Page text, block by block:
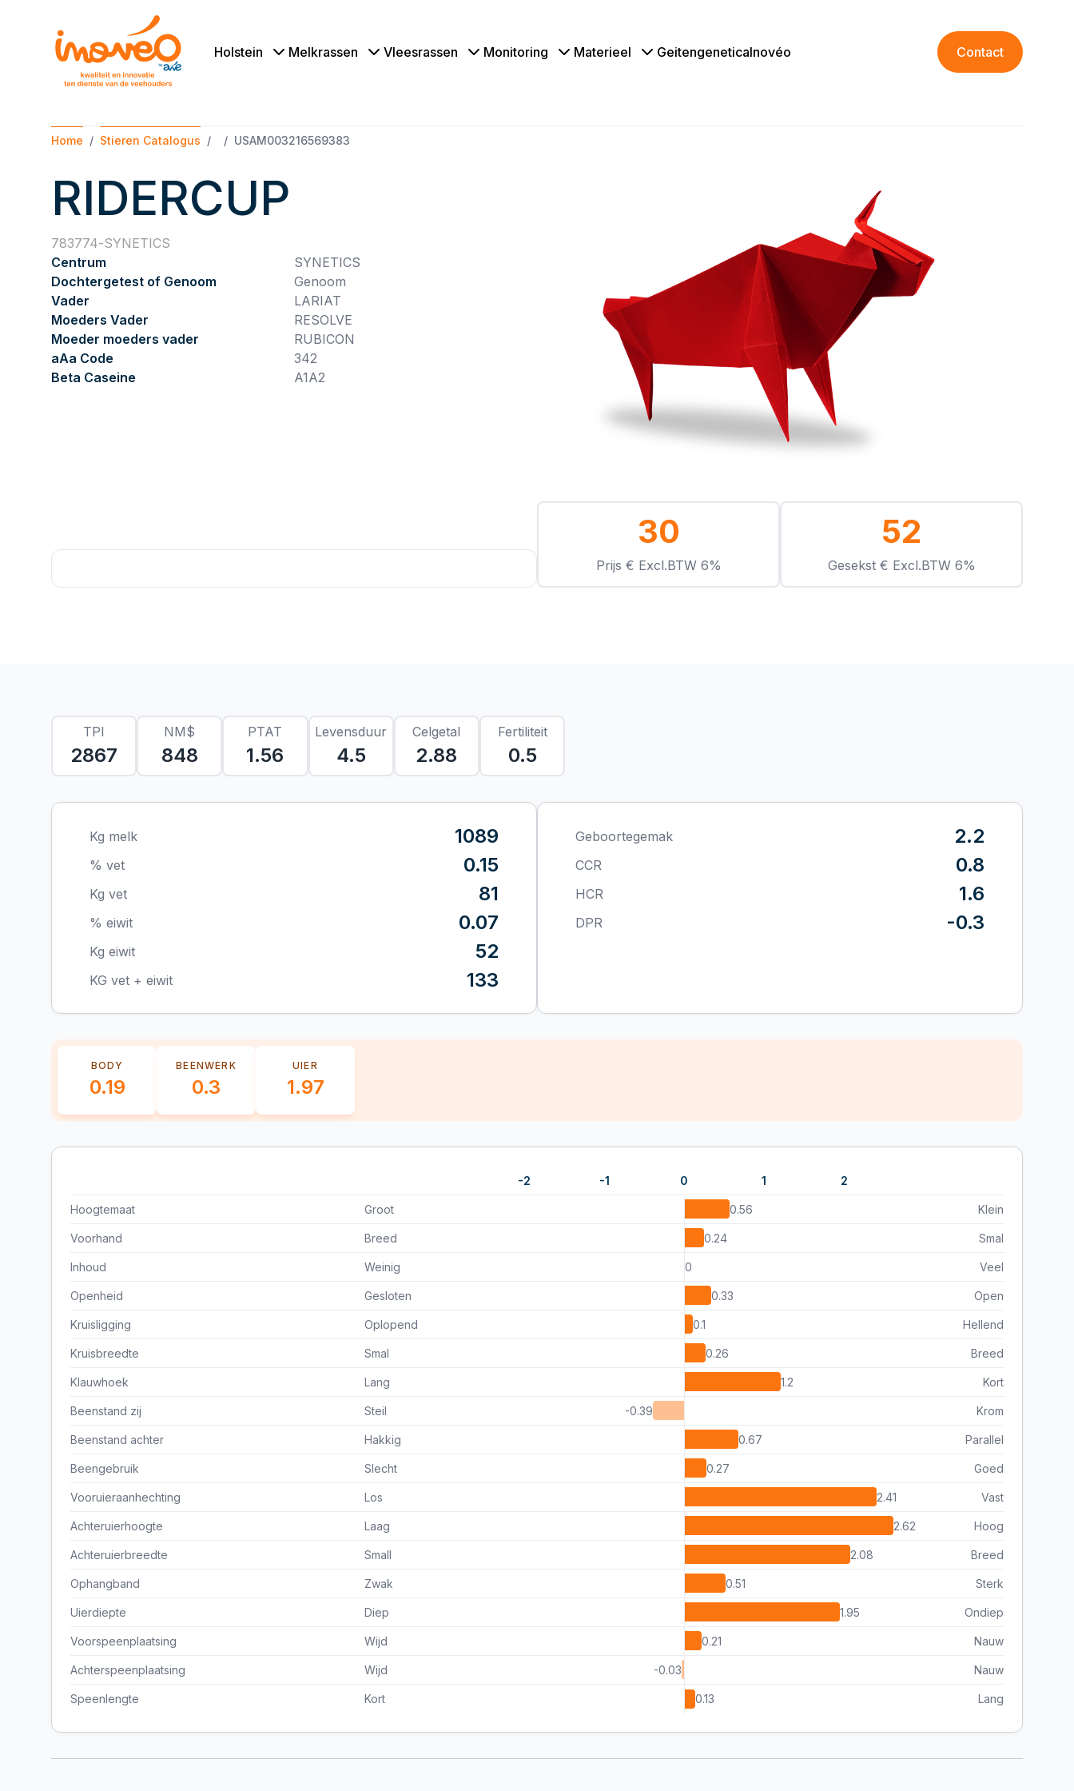
Holstein Melkrassen Vleesrassen Monitoring Materieel GeitengeneticaInovéo Contact
Home Stieren Catalogus USAM003216569383
RIDERCUP
783774 SYNETICS
Centrum
SYNETICS
Dochtergetest of Genoom
Genoom
Vader
LARIAT
Moeders Vader
RESOLVE
Moeder moeders vader
RUBICON
aAa Code
342
Beta Caseine
A1A2
30
Prijs € Excl.BTW 6%
52
Gesekst € Excl.BTW 6%
TPI
2867
NM$
848
PTAT
1.56
Levensduur
4.5
Celgetal
2.88
Fertiliteit
0.5
Kg melk 1089
% vet 0.15
Kg vet 81
% eiwit 0.07
Kg eiwit 52
KG vet + eiwit 133
Geboortegemak 2.2
CCR 0.8
HCR 1.6
DPR -0.3
BODY
0.19
BEENWERK
0.3
UIER
1.97
-2 -1 0 1 2
Hoogtemaat Groot 0.56 Klein
Voorhand Breed 0.24 Smal
Inhoud Weinig 0 Veel
Openheid Gesloten 0.33 Open
Kruisligging Oplopend 0.1 Hellend
Kruisbreedte Smal 0.26 Breed
Klauwhoek Lang 1.2 Kort
Beenstand zij Steil -0.39 Krom
Beenstand achter Hakkig 0.67 Parallel
Beengebruik Slecht 0.27 Goed
Vooruieraanhechting Los 2.41 Vast
Achteruierhoogte Laag 2.62 Hoog
Achteruierbreedte Small 2.08 Breed
Ophangband Zwak 0.51 Sterk
Uierdiepte Diep 1.95 Ondiep
Voorspeenplaatsing Wijd 0.21 Nauw
Achterspeenplaatsing Wijd -0.03 Nauw
Speenlengte Kort 0.13 Lang